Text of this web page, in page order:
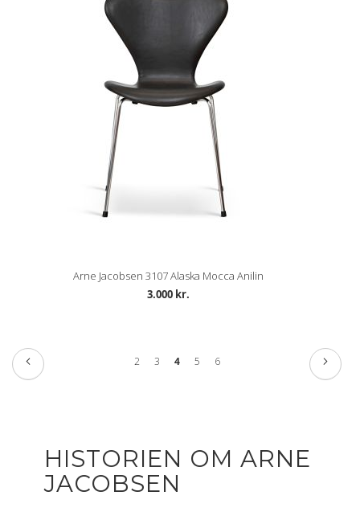
Arne Jacobsen 3107 Alaska Mocca Anilin
3.000 kr.
Side
Side
Tidligere Side
2 Side
3
Du
4 Side
5 Side
6 Side
Næste
HISTORIEN OM ARNE
JACOBSEN